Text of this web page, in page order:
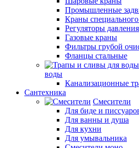
Промышленные
Краны специального
Регуляторы давления
Газовые краны
Фильтры грубой
Фланцы стальные
воды
Канализационные
Сантехника
Смесители
Для биде и
Для ванны и душа
Для кухни
Для умывальника